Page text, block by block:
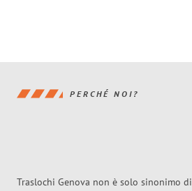
PERCHÉ NOI?
Traslochi Genova non è solo sinonimo di